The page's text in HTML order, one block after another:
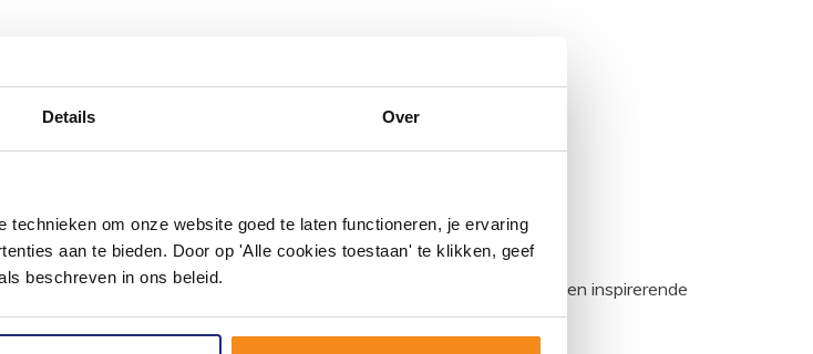
Details Over
om onze website goed te laten functioneren, je ervaring
aan te bieden. Door op 'Alle cookies toestaan' te klikken, geef
beschreven in ons beleid.
#mijndroombadkamer en tag @megadumpnl. Samen bouwen we een inspirerende